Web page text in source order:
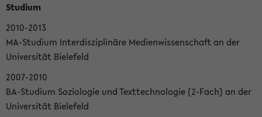
Studium
2010-2013
MA-Studium Interdisziplinäre Medienwissenschaft an der
Universität Bielefeld
2007-2010
BA-Studium Soziologie und Texttechnologie (2-Fach) an der
Universität Bielefeld